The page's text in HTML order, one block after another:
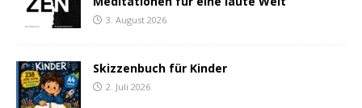
3. August 2026
Skizzenbuch für Kinder
2. Juli 2026